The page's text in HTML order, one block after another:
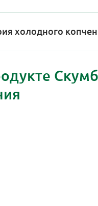
холодного